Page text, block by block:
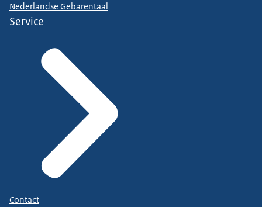
Nederlandse Gebarentaal
Service
Contact